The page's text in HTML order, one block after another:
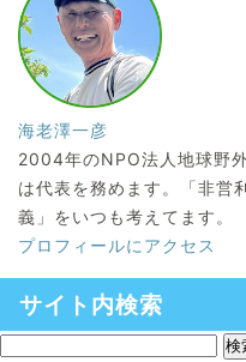
海老澤一彦
2004年のNPO法人地球野
は代表を務めます。「非営
義」をいつも考えてます。
プロフィールにアクセス
サイト内検索